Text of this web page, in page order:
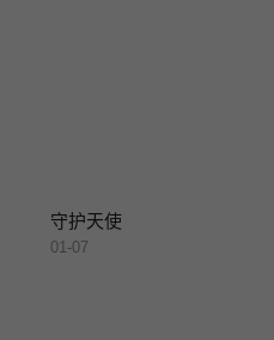
守护天使
01-07